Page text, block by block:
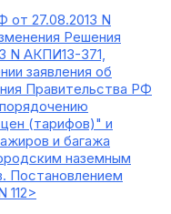
от 27.08.2013 N
Решения
N АКПИ13-371,
заявления об
Правительства РФ
цен (тарифов)" и
и багажа
наземным
Постановлением
112>